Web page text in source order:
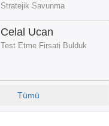
Stratejik Savunma
Celal Ucan
Test Etme Firsati Bulduk
Tümü